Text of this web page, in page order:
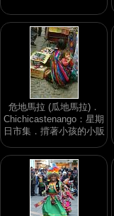
危地馬拉 (瓜地馬拉)．
Chichicastenango：星期
日市集．揹著小孩的小販